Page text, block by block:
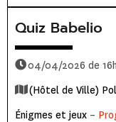
Quiz Babelio
04/04/2026 de
(Hôtel de Ville)
Énigmes et jeux –